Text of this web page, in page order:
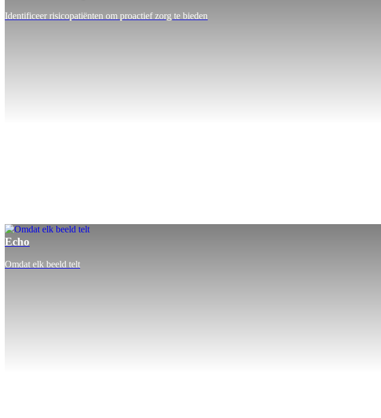
Identificeer risicopatiënten om proactief zorg te bieden
Echo
Omdat elk beeld telt